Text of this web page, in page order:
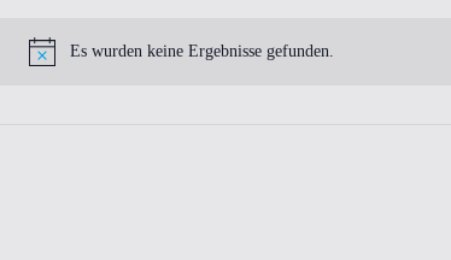
Hinweis
Es wurden keine Ergebnisse gefunden.